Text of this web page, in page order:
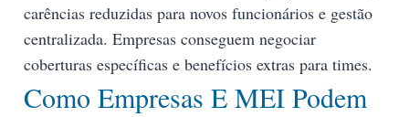
carências reduzidas para novos funcionários e gestão
centralizada. Empresas conseguem negociar
coberturas específicas e benefícios extras para times.
Como Empresas E MEI Podem